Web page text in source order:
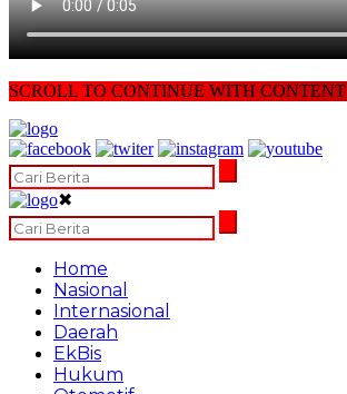
SCROLL TO CONTINUE WITH CONTENT
✖
Home
Nasional
Internasional
Daerah
EkBis
Hukum